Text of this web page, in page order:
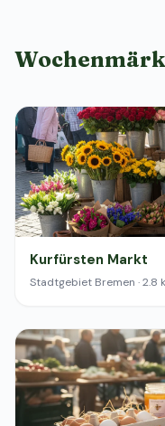
Kurfürsten Markt
Stadtgebiet Bremen · 2.8